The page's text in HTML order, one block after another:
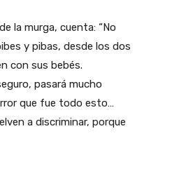
la murga, cuenta: “No
y pibas, desde los dos
con sus bebés.
pasará mucho
que fue todo esto…
a discriminar, porque